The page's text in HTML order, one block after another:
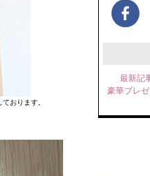
おります。
最新記
豪華プレ